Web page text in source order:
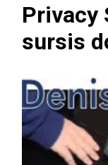
Privacy
sursis